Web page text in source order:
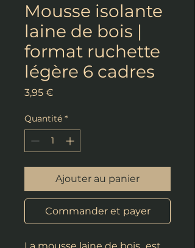
Mousse isolante
laine de bois |
format ruchette
légère 6 cadres
3,95 €
Quantité *
Ajouter au panier
Commander et payer